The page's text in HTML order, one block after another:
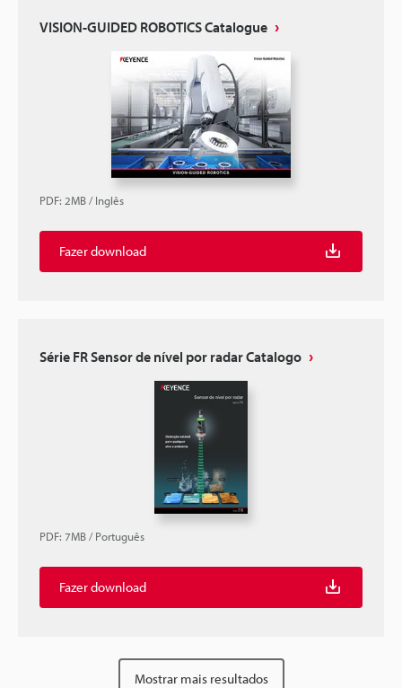
VISION-GUIDED ROBOTICS Catalogue
PDF: 2MB/Inglês
Fazer download
Série FR Sensor de nível por radar Catalogo
PDF: 7MB/Português
Fazer download
Mostrar mais resultados